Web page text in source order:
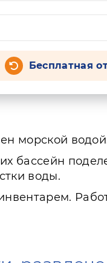
Бесплатная
морской
бассейн
воды.